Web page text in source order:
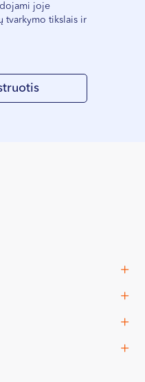
joje
tvarkymo tikslais ir